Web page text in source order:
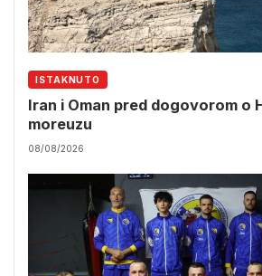
ISTAKNUTO
Iran i Oman pred dogovorom o
moreuzu
08/08/2026